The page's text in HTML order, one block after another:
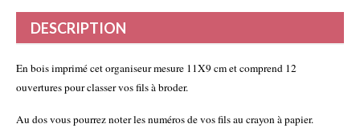
DESCRIPTION
En bois imprimé cet organiseur mesure 11X9 cm et comprend 12
ouvertures pour classer vos fils à broder.
Au dos vous pourrez noter les numéros de vos fils au crayon à papier.